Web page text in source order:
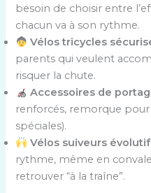
besoin de choisir entre
chacun va à son rythme.
Vélos tricycles
parents qui veulent
risquer la chute.
Accessoires de
renforcés, remorque
spéciales).
Vélos suiveurs
rythme, même en
retrouver “à la traîne”.